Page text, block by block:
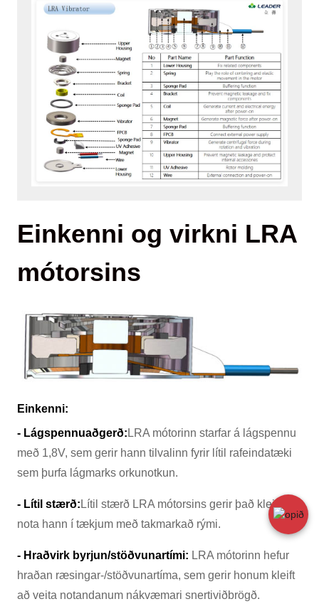
Einkenni og virkni LRA
mótorsins
Einkenni:
- Lágspennuaðgerð: LRA mótorinn starfar á lágspennu
með 1,8V, sem gerir hann tilvalinn fyrir lítil rafeindatæki
sem þurfa lágmarks orkunotkun.
- Lítil stærð: Lítil stærð LRA mótorsins gerir það kleift að
nota hann í tækjum með takmarkað rými.
- Hraðvirk byrjun/stöðvunartími: LRA mótorinn hefur
hraðan ræsingar-/stöðvunartíma, sem gerir honum kleift
að veita notandanum nákvæmari snertiviðbrögð.